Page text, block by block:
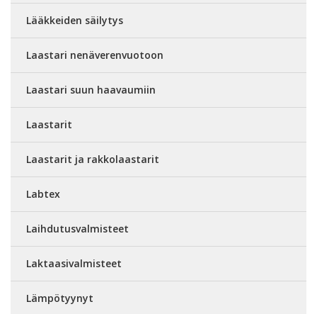
Lääkkeiden säilytys
Laastari nenäverenvuotoon
Laastari suun haavaumiin
Laastarit
Laastarit ja rakkolaastarit
Labtex
Laihdutusvalmisteet
Laktaasivalmisteet
Lämpötyynyt